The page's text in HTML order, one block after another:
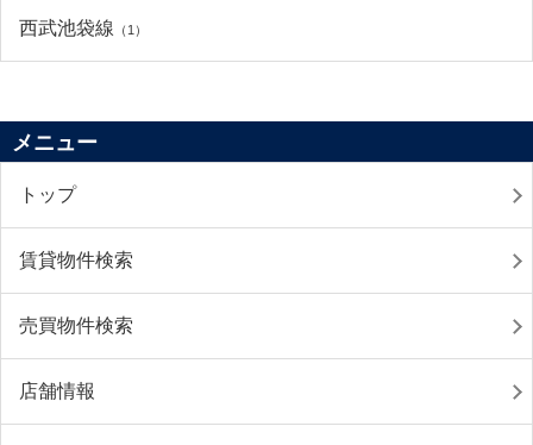
西武池袋線 （1）
メニュー
トップ
賃貸物件検索
売買物件検索
店舗情報